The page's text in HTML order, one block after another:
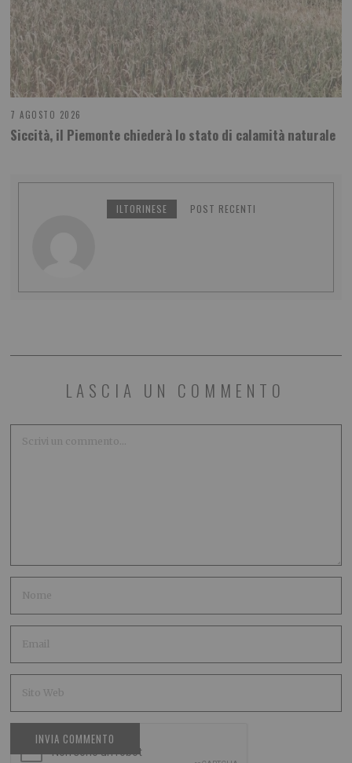
7 AGOSTO 2026
Siccità, il Piemonte chiederà lo stato di calamità naturale
ILTORINESE POST RECENTI
LASCIA UN COMMENTO